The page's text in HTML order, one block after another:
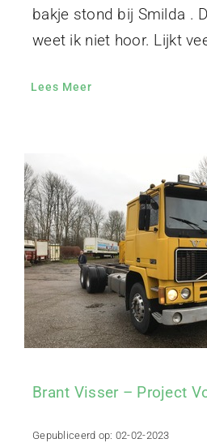
bakje stond bij Smilda .
weet ik niet hoor. Lijkt
Lees Meer
Brant Visser – Project
Gepubliceerd op: 02-02-2023